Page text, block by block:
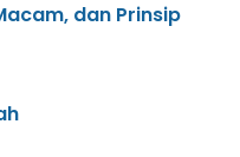
dan Prinsip